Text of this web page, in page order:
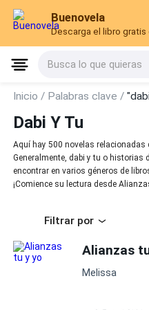
Buenovela
Descarga el libro gratis
Busca lo que quieras
Inicio / Palabras clave /
Dabi Y Tu
Aquí hay 500 novelas relacionadas
Generalmente, dabi y tu o historias
encontrar en varios géneros de
¡Comience su lectura desde
Filtrar por
Alianzas
Melissa